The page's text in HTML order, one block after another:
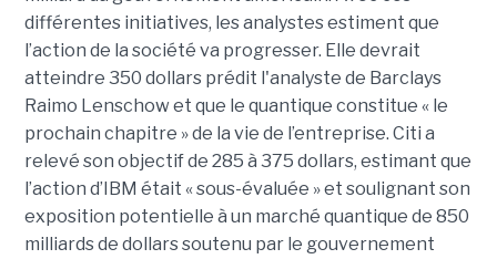
différentes initiatives, les analystes estiment que
l’action de la société va progresser. Elle devrait
atteindre 350 dollars prédit l'analyste de Barclays
Raimo Lenschow et que le quantique constitue « le
prochain chapitre » de la vie de l’entreprise. Citi a
relevé son objectif de 285 à 375 dollars, estimant que
l’action d’IBM était « sous-évaluée » et soulignant son
exposition potentielle à un marché quantique de 850
milliards de dollars soutenu par le gouvernement